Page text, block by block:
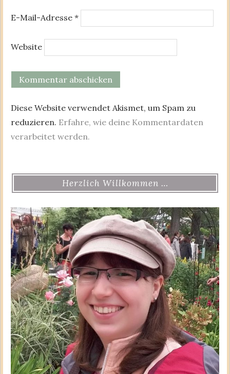
E-Mail-Adresse *
Website
Diese Website verwendet Akismet, um Spam zu
reduzieren. Erfahre, wie deine Kommentardaten
verarbeitet werden.
Herzlich Willkommen …